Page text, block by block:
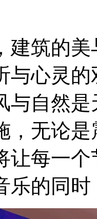
建筑的
与心灵
与自然
，无论
让每一
乐的同